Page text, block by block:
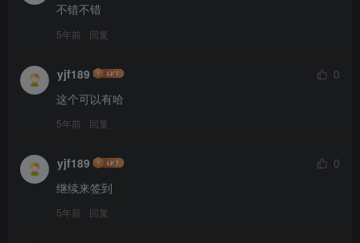
不错不错
5年前 回复
yjf189
0
这个可以有哈
5年前 回复
yjf189
0
继续来签到
5年前 回复